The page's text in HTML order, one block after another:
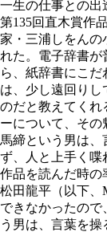
一生の仕事との出
第135回直木賞作
家・三浦しをんの
れた。電子辞書が
ら、紙辞書にこ
は、少し遠回り
のだと教えてくれ
ーについて、その
馬締という男は、
ず、人と上手く喋
作品を読んだ時の
松田龍平（以下、
できなかったの
う男は、言葉を